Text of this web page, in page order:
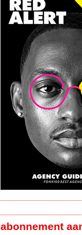
abonnement